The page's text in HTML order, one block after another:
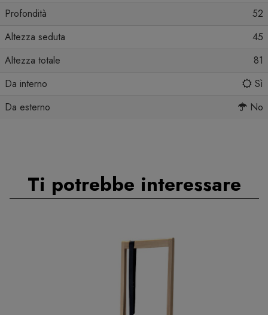
Profondità
52
Altezza seduta
45
Altezza totale
81
Da interno
Sì
Da esterno
No
Ti potrebbe interessare